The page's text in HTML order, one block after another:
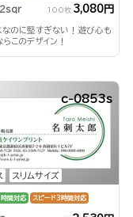
100枚 3,080円
なのに堅すぎない！遊び心も
このデザイン！
スリムサイズ
c-0853s
時間対応 スピード3時間対応